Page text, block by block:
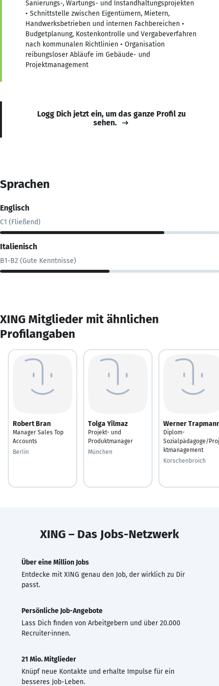
Sanierungs-, Wartungs- und Instandhaltungsprojekten
• Schnittstelle zwischen Eigentümern, Mietern,
Handwerksbetrieben und internen Fachbereichen •
Budgetplanung, Kostenkontrolle und Vergabeverfahren
nach kommunalen Richtlinien • Organisation
reibungsloser Abläufe im Gebäude- und
Projektmanagement
Logg Dich jetzt ein, um das ganze Profil zu
sehen.
Sprachen
Englisch
C1 (Fließend)
Italienisch
B1-B2 (Gute Kenntnisse)
XING Mitglieder mit ähnlichen
Profilangaben
Robert Bran
Manager Sales Top
Accounts
Berlin
Tolga Yilmaz
Projekt- und
Produktmanager
München
Werner
Diplom-
Sozialpädagoge/
ktmanagement
Korschenbroich
XING – Das Jobs-Netzwerk
Über eine Million Jobs
Entdecke mit XING genau den Job, der wirklich zu Dir
passt.
Persönliche Job-Angebote
Lass Dich finden von Arbeitgebern und über 20.000
Recruiter·innen.
21 Mio. Mitglieder
Knüpf neue Kontakte und erhalte Impulse für ein
besseres Job-Leben.